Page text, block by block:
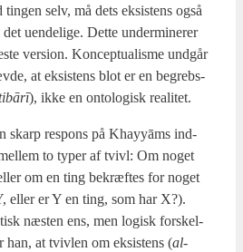
selv, må dets eksi­stens også
uen­de­li­ge. Det­te under­mi­ne­rer
ver­sion. Kon­cep­tu­a­lis­me und­går
at eksi­stens blot er en begrebs­
), ikke en onto­lo­gisk rea­li­tet.
skarp respons på Khayyāms ind­
to typer af tvivl: Om noget
om en ting bekræf­tes for noget
eller er Y en ting, som har X?).
næsten ens, men logisk for­skel­
han, at tviv­len om eksi­stens (al-